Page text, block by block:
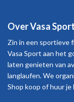
Over Vasa Sport
Zin in een sportieve
Vasa Sport aan het
laten genieten van
langlaufen. We
Shop koop of huur